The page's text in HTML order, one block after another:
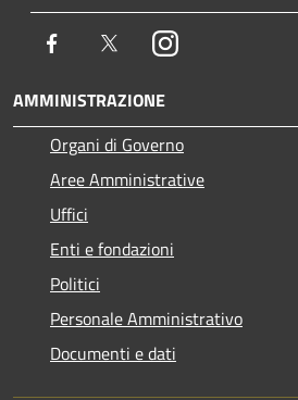
Facebook TwitterInstagram
AMMINISTRAZIONE
Organi di Governo
Aree Amministrative
Uffici
Enti e fondazioni
Politici
Personale Amministrativo
Documenti e dati